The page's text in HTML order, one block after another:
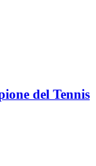
del Tennis